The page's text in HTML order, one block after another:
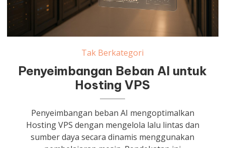
Tak Berkategori
Penyeimbangan Beban AI untuk
Hosting VPS
Penyeimbangan beban AI mengoptimalkan
Hosting VPS dengan mengelola lalu lintas dan
sumber daya secara dinamis menggunakan